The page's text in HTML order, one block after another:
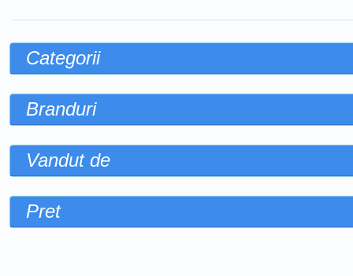
Categorii
Branduri
Vandut de
Pret